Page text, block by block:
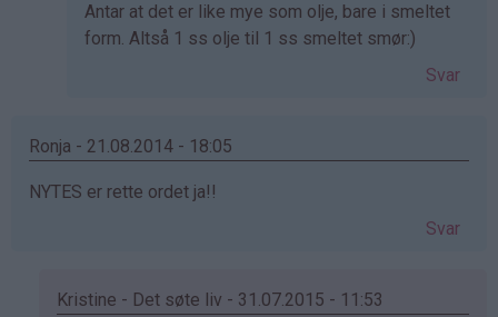
bekreftet)
Som
svar
13
XD
Antar at det er like mye som olje, bare i smeltet
form. Altså 1 ss olje til 1 ss smeltet smør:)
Svar
Ronja - 21.08.2014 - 18:05
NYTES er rette ordet ja!!
Svar
Kristine - Det søte liv - 31.07.2015 - 11:53